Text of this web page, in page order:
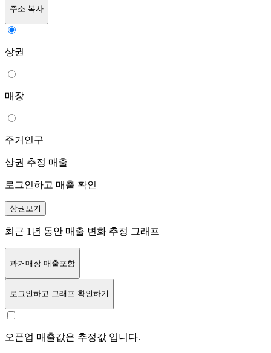
주소 복사
상권
매장
주거인구
상권 추정 매출
로그인하고 매출 확인
상권보기
최근 1년 동안 매출 변화 추정 그래프
과거매장 매출포함
로그인하고 그래프 확인하기
오픈업 매출값은 추정값 입니다.